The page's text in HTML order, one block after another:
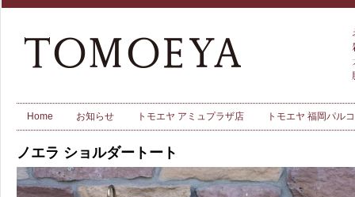
Home お知らせ トモエヤ アミュプラザ店 トモエヤ 福岡パル
ノエラ ショルダートート